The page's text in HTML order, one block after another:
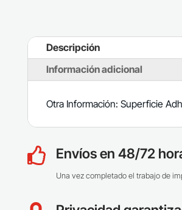
Descripción
Información adicional
Otra Información: Superficie
 Envíos en 48/72
Una vez completado el trabajo de